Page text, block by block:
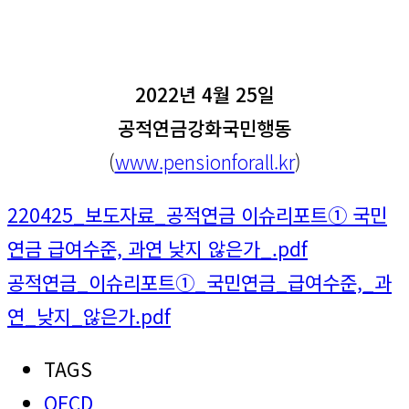
2022년 4월 25일
공적연금강화국민행동
(www.pensionforall.kr)
220425_보도자료_공적연금 이슈리포트① 국민
연금 급여수준, 과연 낮지 않은가_.pdf
공적연금_이슈리포트①_국민연금_급여수준,_과
연_낮지_않은가.pdf
TAGS
OECD